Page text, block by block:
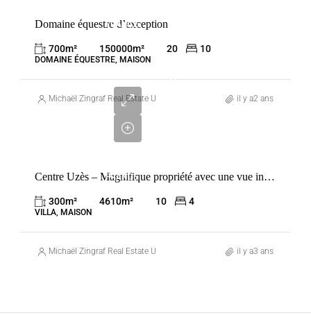
FRANCE
Domaine équestre d’exception
700m² 150000m² 20 10
DOMAINE ÉQUESTRE, MAISON
Michaël Zingraf Real Estate Uzès il y a2 ans
FRANCE
2
Centre Uzès – Magnifique propriété avec une vue incroyable sur la campagne Uzétienne
300m² 4610m² 10 4
VILLA, MAISON
Michaël Zingraf Real Estate Uzès il y a3 ans